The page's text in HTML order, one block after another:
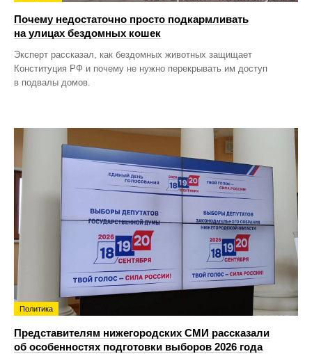
Почему недостаточно просто подкармливать
на улицах бездомных кошек
Эксперт рассказал, как бездомных животных защищает
Конституция РФ и почему не нужно перекрывать им доступ
в подвалы домов.
Политика
Представителям нижегородских СМИ рассказали
об особенностях подготовки выборов 2026 года